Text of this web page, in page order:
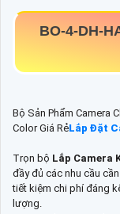
BO-4-DH-
Bộ Sản Phẩm Camera
Color Giá RẻLắp Đặt
Trọn bộ Lắp Camera
đầy đủ các nhu cầu
tiết kiệm chi phí đáng
lượng.